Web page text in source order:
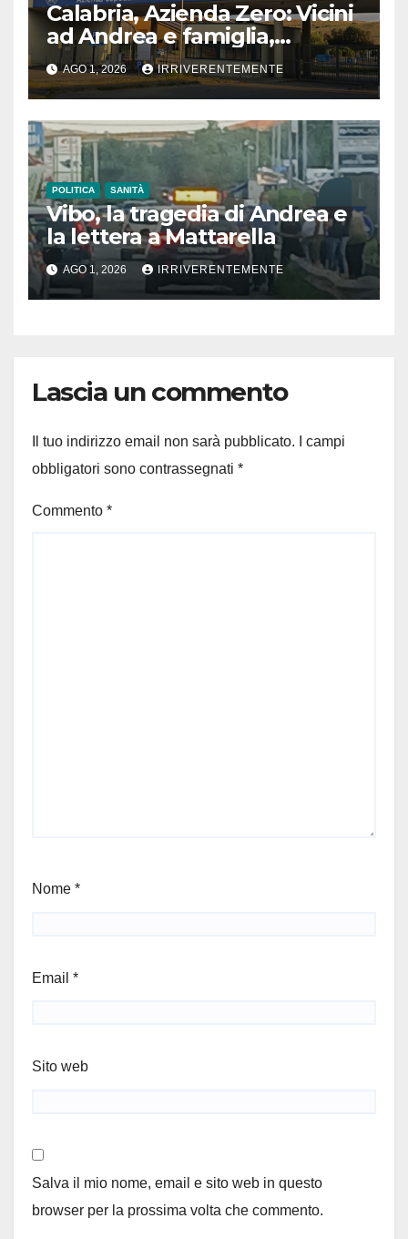
Calabria, Azienda Zero: Vicini
ad Andrea e famiglia,
ambulanza sul posto 24
minuti dopo chiamata
AGO 1, 2026 IRRIVERENTEMENTE
POLITICA SANITÀ
Vibo, la tragedia di Andrea e
la lettera a Mattarella
AGO 1, 2026 IRRIVERENTEMENTE
Lascia un commento
Il tuo indirizzo email non sarà pubblicato.
I campi
obbligatori sono contrassegnati *
Commento *
Nome *
Email *
Sito web
Salva il mio nome, email e sito web in questo
browser per la prossima volta che commento.